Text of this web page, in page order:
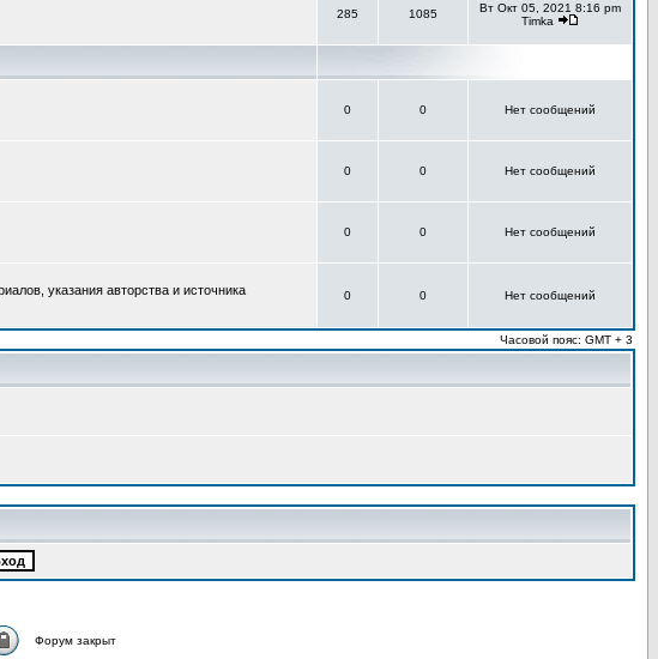
285 1085
Вт Окт 05, 2021 8:16 pm
Timka
0 0 Нет сообщений
0 0 Нет сообщений
0 0 Нет сообщений
указания авторства и источника
0 0 Нет сообщений
Часовой пояс: GMT + 3
Форум закрыт